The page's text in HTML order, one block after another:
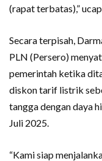
(rapat terbatas),” ucap
Secara terpisah,
PLN (Persero)
pemerintah ketika
diskon tarif listrik
tangga dengan daya
Juli 2025.
“Kami siap